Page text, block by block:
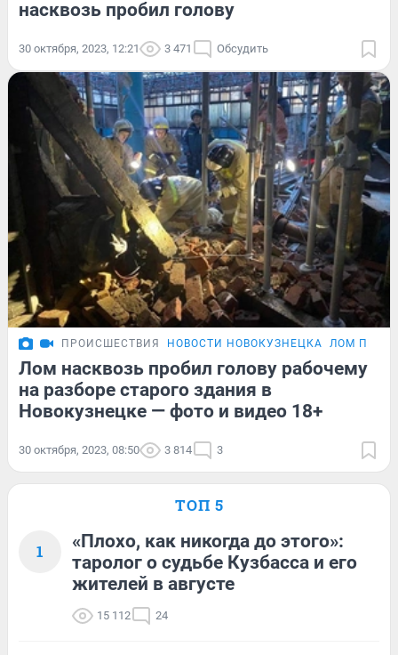
насквозь пробил голову
30 октября, 2023, 12:21 3 471 Обсудить
ПРОИСШЕСТВИЯ НОВОСТИ НОВОКУЗНЕЦКА ЛОМ
Лом насквозь пробил голову рабочему
на разборе старого здания в
Новокузнецке — фото и видео 18+
30 октября, 2023, 08:50 3 814 3
ТОП 5
1
«Плохо, как никогда до этого»:
таролог о судьбе Кузбасса и его
жителей в августе
15 112 24